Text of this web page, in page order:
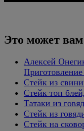
Это может
Алексей
Стейк из
Стейк топ
Татаки из
Стейк из
Стейк на